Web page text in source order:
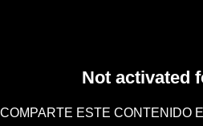
Not activated
COMPARTE ESTE CONTENIDO